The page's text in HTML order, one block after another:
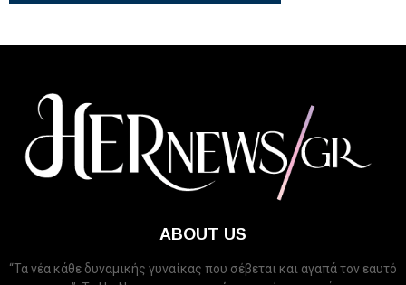
ABOUT US
“Τα νέα κάθε δυναμικής γυναίκας που σέβεται και αγαπά τον εαυτό